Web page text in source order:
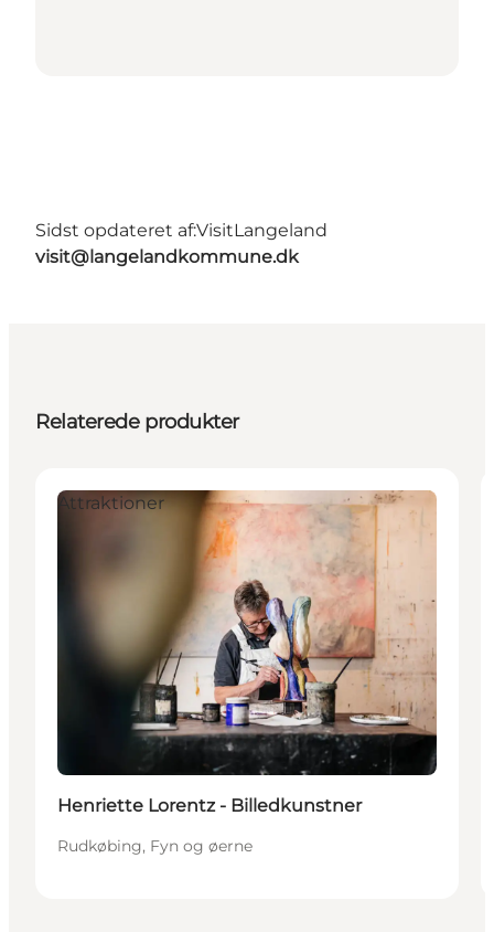
Sidst opdateret af:VisitLangeland
visit@langelandkommune.dk
Relaterede produkter
Attraktioner
Henriette Lorentz - Billedkunstner
Rudkøbing, Fyn og øerne